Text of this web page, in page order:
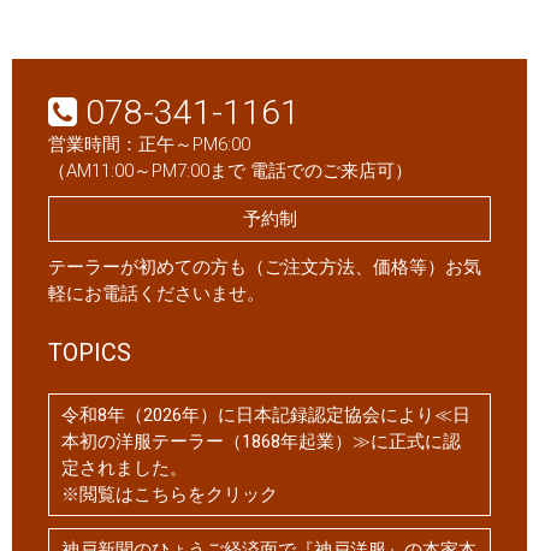
078-341-1161
営業時間：正午～PM6:00
（AM11:00～PM7:00まで 電話でのご来店可）
予約制
テーラーが初めての方も（ご注文方法、価格等）お気
軽にお電話くださいませ。
TOPICS
令和8年（2026年）に日本記録認定協会により≪日
本初の洋服テーラー（1868年起業）≫に正式に認
定されました。
※閲覧はこちらをクリック